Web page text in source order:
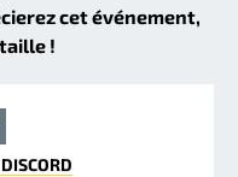
cet événement,
!